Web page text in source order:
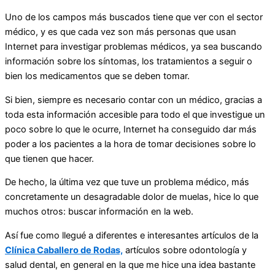
Uno de los campos más buscados tiene que ver con el sector
médico, y es que cada vez son más personas que usan
Internet para investigar problemas médicos, ya sea buscando
información sobre los síntomas, los tratamientos a seguir o
bien los medicamentos que se deben tomar.
Si bien, siempre es necesario contar con un médico, gracias a
toda esta información accesible para todo el que investigue un
poco sobre lo que le ocurre, Internet ha conseguido dar más
poder a los pacientes a la hora de tomar decisiones sobre lo
que tienen que hacer.
De hecho, la última vez que tuve un problema médico, más
concretamente un desagradable dolor de muelas, hice lo que
muchos otros: buscar información en la web.
Así fue como llegué a diferentes e interesantes artículos de la
Clínica Caballero de Rodas, artículos sobre odontología y
salud dental, en general en la que me hice una idea bastante